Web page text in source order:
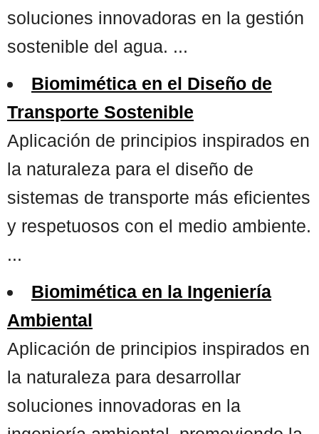
soluciones innovadoras en la gestión
sostenible del agua. ...
Biomimética en el Diseño de
Transporte Sostenible
Aplicación de principios inspirados en
la naturaleza para el diseño de
sistemas de transporte más eficientes
y respetuosos con el medio ambiente.
...
Biomimética en la Ingeniería
Ambiental
Aplicación de principios inspirados en
la naturaleza para desarrollar
soluciones innovadoras en la